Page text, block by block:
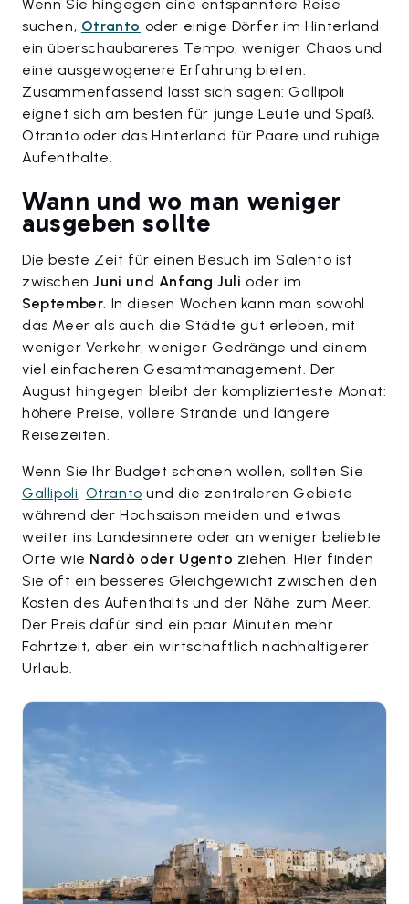
Wenn Sie hingegen eine entspanntere Reise
suchen, Otranto oder einige Dörfer im Hinterland
ein überschaubareres Tempo, weniger Chaos und
eine ausgewogenere Erfahrung bieten.
Zusammenfassend lässt sich sagen: Gallipoli
eignet sich am besten für junge Leute und Spaß,
Otranto oder das Hinterland für Paare und ruhige
Aufenthalte.
Wann und wo man weniger
ausgeben sollte
Die beste Zeit für einen Besuch im Salento ist
zwischenJuni und Anfang Juli oder im
September. In diesen Wochen kann man sowohl
das Meer als auch die Städte gut erleben, mit
weniger Verkehr, weniger Gedränge und einem
viel einfacheren Gesamtmanagement. Der
August hingegen bleibt der komplizierteste Monat:
höhere Preise, vollere Strände und längere
Reisezeiten.
Wenn Sie Ihr Budget schonen wollen, sollten Sie
Gallipoli, Otranto und die zentraleren Gebiete
während der Hochsaison meiden und etwas
weiter ins Landesinnere oder an weniger beliebte
Orte wie Nardò oder Ugento ziehen. Hier finden
Sie oft ein besseres Gleichgewicht zwischen den
Kosten des Aufenthalts und der Nähe zum Meer.
Der Preis dafür sind ein paar Minuten mehr
Fahrtzeit, aber ein wirtschaftlich nachhaltigerer
Urlaub.